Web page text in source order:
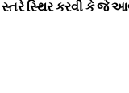
સ્થિર કરવી કે જે